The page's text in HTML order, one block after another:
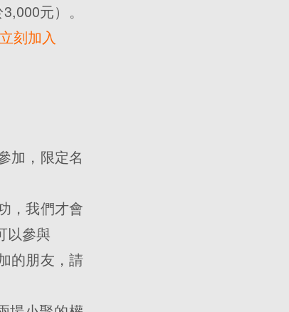
元）。
刻加入
加，限定名
，我們才會
以參與
的朋友，請